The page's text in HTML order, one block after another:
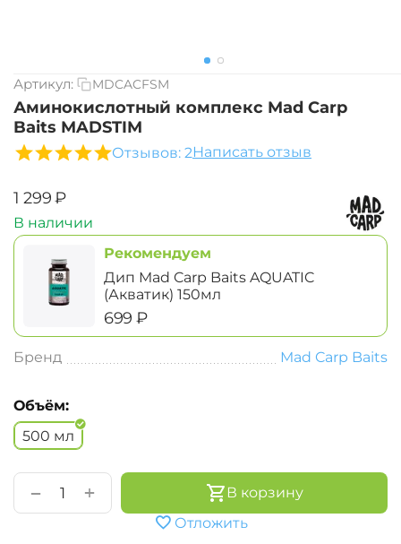
Артикул: MDCACFSM
Аминокислотный комплекс Mad Carp
Baits MADSTIM
Отзывов: 2Написать отзыв
‍1 299‍₽
В наличии
Рекомендуем
Дип Mad Carp Baits AQUATIC
(Акватик) 150мл
‍699‍ ₽
Бренд Mad Carp Baits
Объём:
500 мл
+
−
В корзину
Отложить